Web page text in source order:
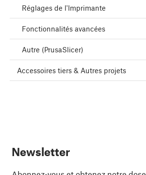
Réglages de l'Imprimante
Fonctionnalités avancées
Autre (PrusaSlicer)
Accessoires tiers & Autres projets
Newsletter